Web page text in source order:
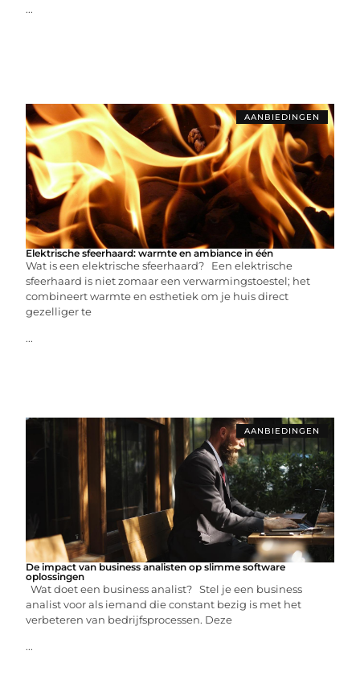
...
AANBIEDINGEN
Elektrische sfeerhaard: warmte en ambiance in één
Wat is een elektrische sfeerhaard? Een elektrische
sfeerhaard is niet zomaar een verwarmingstoestel; het
combineert warmte en esthetiek om je huis direct
gezelliger te
...
AANBIEDINGEN
De impact van business analisten op slimme software
oplossingen
Wat doet een business analist? Stel je een business
analist voor als iemand die constant bezig is met het
verbeteren van bedrijfsprocessen. Deze
...